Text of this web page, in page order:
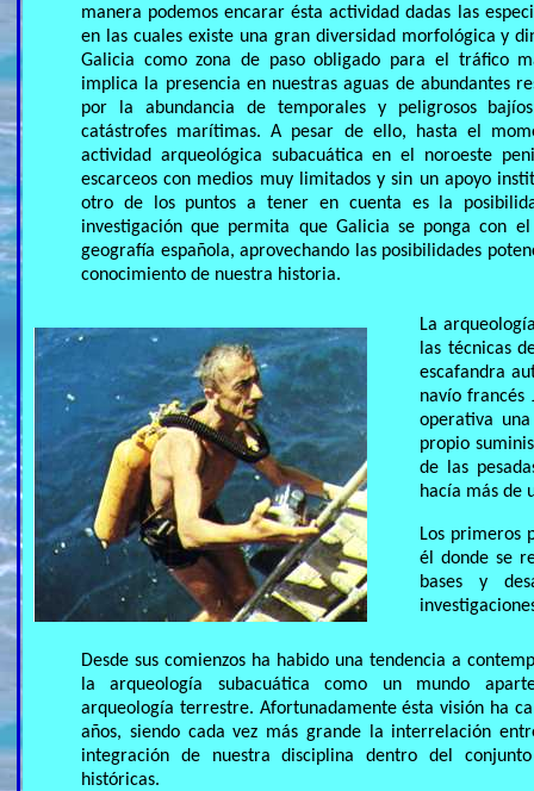
manera podemos encarar ésta actividad dadas las
en las cuales existe una gran diversidad morfológica y
Galicia como zona de paso obligado para el tráfico
implica la presencia en nuestras aguas de abundantes
por la abundancia de temporales y peligrosos
catástrofes marítimas. A pesar de ello, hasta el
actividad arqueológica subacuática en el noroeste
escarceos con medios muy limitados y sin un apoyo
otro de los puntos a tener en cuenta es la
investigación que permita que Galicia se ponga con
geografía española, aprovechando las posibilidades
conocimiento de nuestra historia.
La
las técnicas
escafandra
navío francés
operativa
propio
de las
hacía más de
Los primeros
él donde se
bases y
Desde sus comienzos ha habido una tendencia a
la arqueología subacuática como un mundo
arqueología terrestre. Afortunadamente ésta visión ha
años, siendo cada vez más grande la interrelación
integración de nuestra disciplina dentro del
históricas.